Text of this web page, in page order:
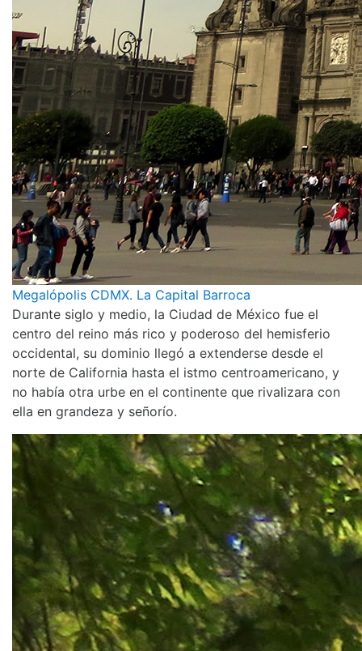
Megalópolis CDMX. La Capital Barroca
Durante siglo y medio, la Ciudad de México fue el
centro del reino más rico y poderoso del hemisferio
occidental, su dominio llegó a extenderse desde el
norte de California hasta el istmo centroamericano, y
no había otra urbe en el continente que rivalizara con
ella en grandeza y señorío.